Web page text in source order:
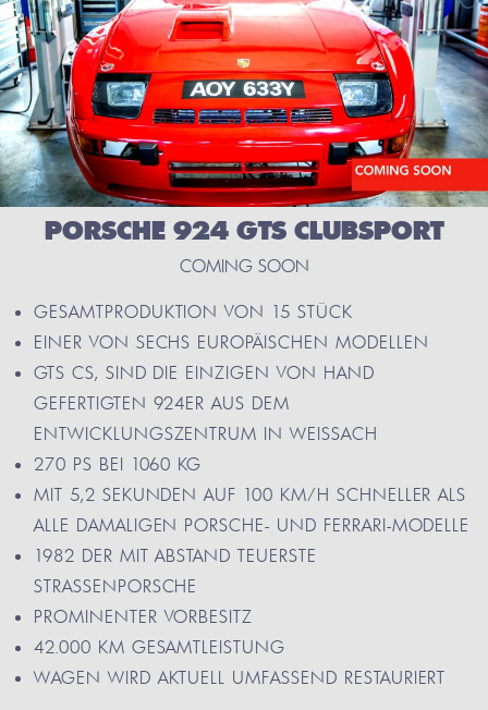
PORSCHE 924 GTS CLUBSPORT
COMING SOON
GESAMTPRODUKTION VON 15 STÜCK
EINER VON SECHS EUROPÄISCHEN MODELLEN
GTS CS, SIND DIE EINZIGEN VON HAND
GEFERTIGTEN 924ER AUS DEM
ENTWICKLUNGSZENTRUM IN WEISSACH
270 PS BEI 1060 KG
MIT 5,2 SEKUNDEN AUF 100 KM/H SCHNELLER ALS
ALLE DAMALIGEN PORSCHE- UND FERRARI-MODELLE
1982 DER MIT ABSTAND TEUERSTE
STRASSENPORSCHE
PROMINENTER VORBESITZ
42.000 KM GESAMTLEISTUNG
WAGEN WIRD AKTUELL UMFASSEND RESTAURIERT